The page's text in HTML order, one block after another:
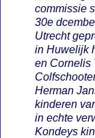
commissie
30e
Utrecht
in Huwelijk
en Cornelis
Herman
kinderen
in echte
Kondeys